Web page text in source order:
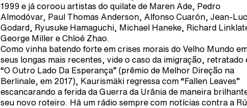
1999 e já coroou artistas do quilate de Maren Ade, Pedro
Almodóvar, Paul Thomas Anderson, Alfonso Cuarón, Jean-Luc
Godard, Ryusuke Hamaguchi, Michael Haneke, Richard
George Miller e Chloé Zhao.
Como vinha batendo forte em crises morais do Velho Mundo
seus longas mais recentes, vide o caso da imigração, retratado
“O Outro Lado Da Esperança” (prêmio de Melhor Direção na
Berlinale, em 2017), Kaurismäki regressa com “Fallen Leaves”
escancarando a ferida da Guerra da Urânia de maneira
seu novo roteiro. Há um rádio sempre com notícias contra a